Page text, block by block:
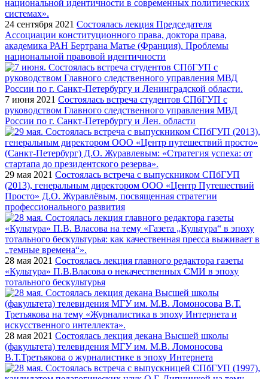
24 сентября 2021 Состоялась лекция Председателя
Ассоциации конституционного права, доктора права,
академика РАН Бертрана Матье (Франция). Проблемы
национальной правовой идентичности
7 июня 2021 Состоялась встреча студентов СПбГУП с
руководством Главного следственного управления МВД
России по г. Санкт-Петербургу и Лен. области
29 мая 2021 Состоялась встреча с выпускником СПбГУП
(2013), генеральным директором ООО «Центр Путешествий
Просто» Д.О. Журавлёвым, посвященная стратегии
профессионального развития
28 мая 2021 Состоялась лекция главного редактора газеты
«Культура» П.В.Власова о некачественных СМИ в эпоху
тотального бескультурья
28 мая 2021 Состоялась лекция декана Высшей школы
(факультета) телевидения МГУ им. М.В. Ломоносова
В.Т.Третьякова о журналистике в эпоху Интернета